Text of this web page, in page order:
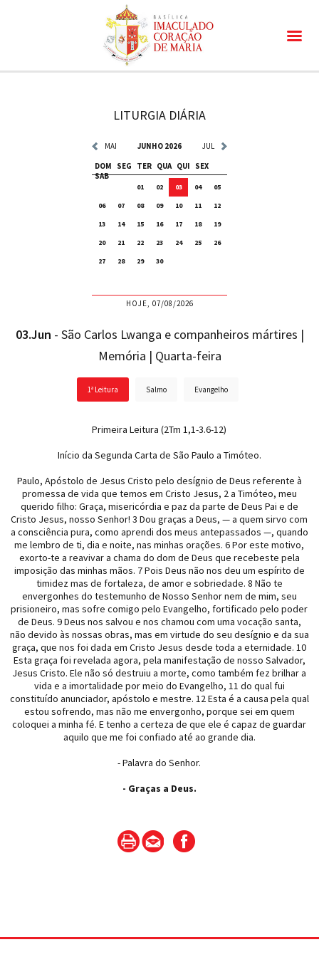
LITURGIA DIÁRIA
MAI JUNHO 2026
JUL
DOM
SEG TER QUA QUI
SEX
SAB
01 02 03 04
05
06
07 08 09 10 11
12
13
14 15 16 17 18
19
20
21 22 23 24 25
26
27
28 29 30
HOJE, 07/08/2026
03.Jun - São Carlos Lwanga e companheiros mártires |
Memória | Quarta-feira
1ª Leitura Salmo Evangelho
Primeira Leitura (2Tm 1,1-3.6-12)
Início da Segunda Carta de São Paulo a Timóteo.
Paulo, Apóstolo de Jesus Cristo pelo desígnio de Deus referente à
promessa de vida que temos em Cristo Jesus, 2 a Timóteo, meu
querido filho: Graça, misericórdia e paz da parte de Deus Pai e de
Cristo Jesus, nosso Senhor! 3 Dou graças a Deus, — a quem sirvo com
a consciência pura, como aprendi dos meus antepassados —, quando
me lembro de ti, dia e noite, nas minhas orações. 6 Por este motivo,
exorto-te a reavivar a chama do dom de Deus que recebeste pela
imposição das minhas mãos. 7 Pois Deus não nos deu um espírito de
timidez mas de fortaleza, de amor e sobriedade. 8 Não te
envergonhes do testemunho de Nosso Senhor nem de mim, seu
prisioneiro, mas sofre comigo pelo Evangelho, fortificado pelo poder
de Deus. 9 Deus nos salvou e nos chamou com uma vocação santa,
não devido às nossas obras, mas em virtude do seu desígnio e da sua
graça, que nos foi dada em Cristo Jesus desde toda a eternidade. 10
Esta graça foi revelada agora, pela manifestação de nosso Salvador,
Jesus Cristo. Ele não só destruiu a morte, como também fez brilhar a
vida e a imortalidade por meio do Evangelho, 11 do qual fui
constituído anunciador, apóstolo e mestre. 12 Esta é a causa pela qual
estou sofrendo, mas não me envergonho, porque sei em quem
coloquei a minha fé. E tenho a certeza de que ele é capaz de guardar
aquilo que me foi confiado até ao grande dia.
- Palavra do Senhor.
- Graças a Deus.